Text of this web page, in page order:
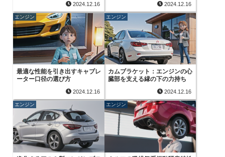
2024.12.16 2024.12.16
エンジン
最適な性能を引き出すキャブレ
ーター口径の選び方
2024.12.16
エンジン
カムブラケット：エンジンの心
臓部を支える縁の下の力持ち
2024.12.16
エンジン エンジン